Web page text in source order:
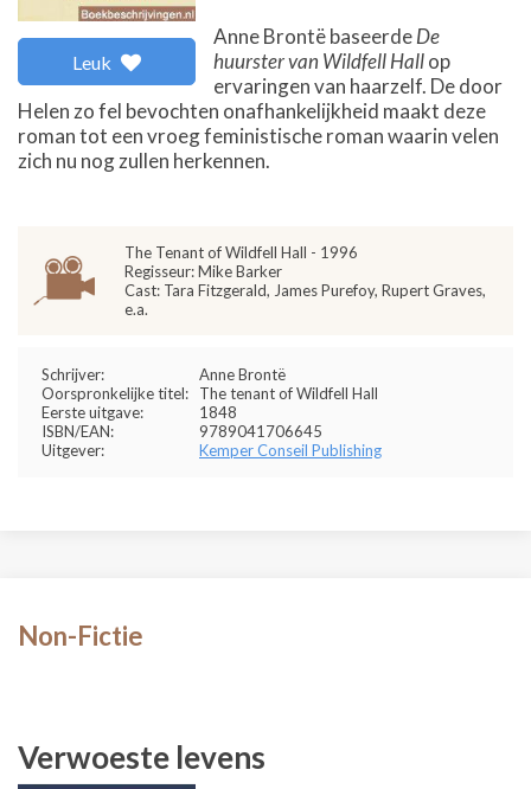
Leuk
Anne Brontë baseerdeDe
huurster van Wildfell Hallop
ervaringen van haarzelf. De door
Helen zo fel bevochten onafhankelijkheid maakt deze
roman tot een vroeg feministische roman waarin velen
zich nu nog zullen herkennen.
The Tenant of Wildfell Hall - 1996
Regisseur: Mike Barker
Cast: Tara Fitzgerald, James Purefoy, Rupert Graves,
e.a.
Schrijver:
Anne Brontë
Oorspronkelijke titel:
The tenant of Wildfell Hall
Eerste uitgave:
1848
ISBN/EAN:
9789041706645
Uitgever:
Kemper Conseil Publishing
Non-Fictie
Verwoeste levens